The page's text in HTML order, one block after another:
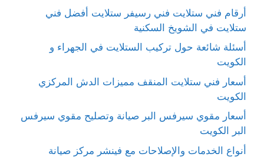
أرقام فني ستلايت فني رسيفر ستلايت أفضل فني
ستلايت في الشويخ السكنية
أسئلة شائعة حول تركيب الستلايت في الجهراء و
الكويت
أسعار فني ستلايت المنقف مميزات الدش المركزي
الكويت
أسعار مقوي سيرفس البر صيانة وتصليح مقوي سيرفس
البر الكويت
أنواع الخدمات والإصلاحات مع فينشر مركز صيانة